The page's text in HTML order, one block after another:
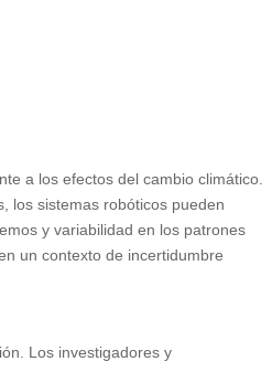
a los efectos del cambio climático.
los sistemas robóticos pueden
y variabilidad en los patrones
un contexto de incertidumbre
Los investigadores y